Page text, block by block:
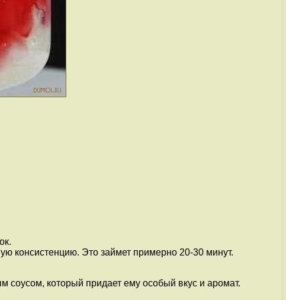
консистенцию. Это займет примерно 20-30 минут.
соусом, который придает ему особый вкус и аромат.